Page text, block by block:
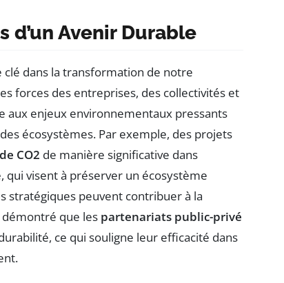
d’un Avenir Durable
clé dans la transformation de notre
forces des entreprises, des collectivités et
aux enjeux environnementaux pressants
écosystèmes. Par exemple, des projets
CO2 de manière significative dans
qui visent à préserver un écosystème
stratégiques peuvent contribuer à la
que les partenariats public-privé
ce qui souligne leur efficacité dans